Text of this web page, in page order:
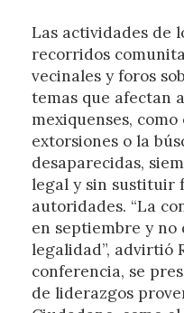
Las actividades de
recorridos
vecinales y foros
temas que afectan
mexiquenses, como
extorsiones o la
desaparecidas,
legal y sin sustituir
autoridades. “La
en septiembre y
legalidad”, advirtió
conferencia, se
de liderazgos